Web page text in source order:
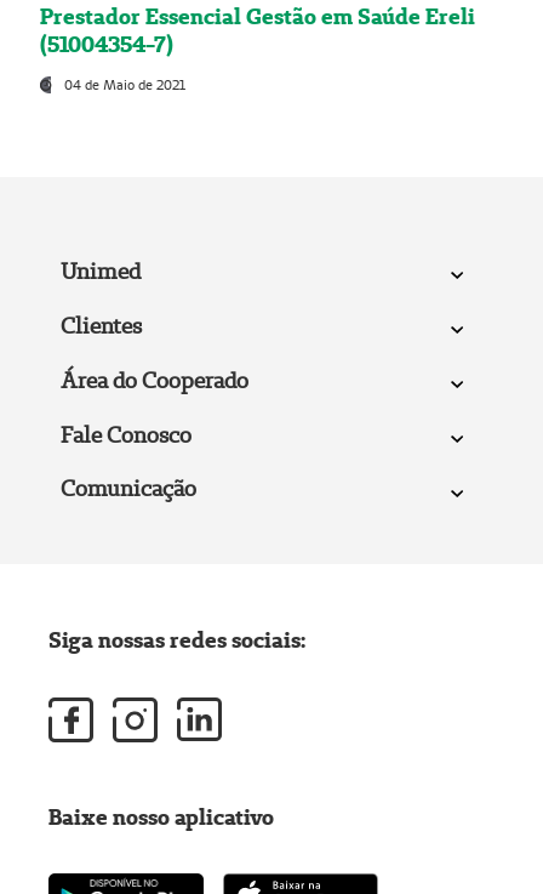
Prestador Essencial Gestão em Saúde Ereli
(51004354-7)
04 de Maio de 2021
Unimed
Clientes
Área do Cooperado
Fale Conosco
Comunicação
Siga nossas redes sociais:
Baixe nosso aplicativo